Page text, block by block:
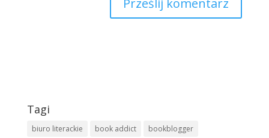
Tagi
biuro literackie book addict
bookblogger